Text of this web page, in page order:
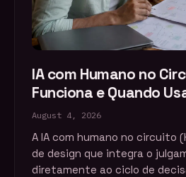
IA com Humano no
Funciona e Quando
August 4, 2026
A IA com humano no circuito
de design que integra o
diretamente ao ciclo de